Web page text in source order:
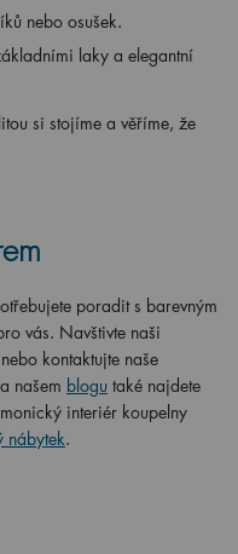
nebo osušek.
laky a elegantní
si stojíme a věříme, že
poradit s barevným
vás. Navštivte naši
kontaktujte naše
našem blogu také najdete
interiér koupelny
nábytek.